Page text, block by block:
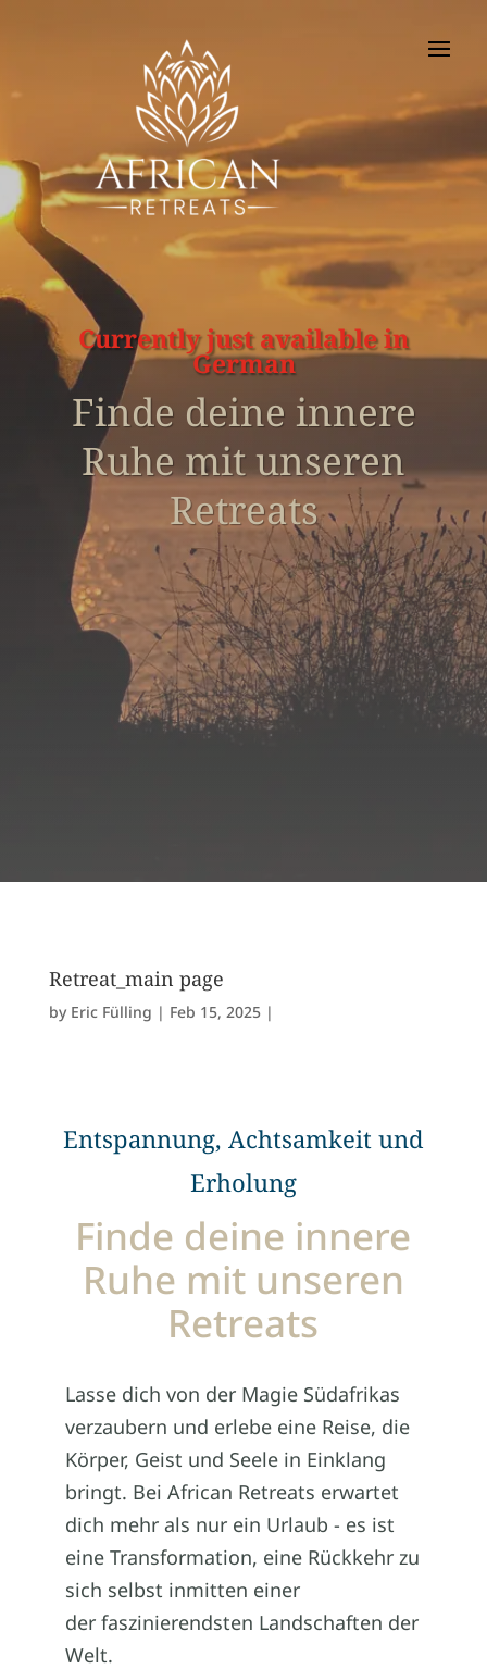
Currently just available in
German
Finde deine innere
Ruhe mit unseren
Retreats
Retreat_main page
by Eric Fülling Feb 15, 2025
Entspannung, Achtsamkeit und
Erholung
Finde deine innere
Ruhe mit unseren
Retreats
Lasse dich von der Magie Südafrikas
verzaubern und erlebe eine Reise, die
Körper, Geist und Seele in Einklang
bringt. Bei African Retreats erwartet
dich mehr als nur ein Urlaub - es ist
eine Transformation, eine Rückkehr zu
sich selbst inmitten einer
der faszinierendsten Landschaften der
Welt.